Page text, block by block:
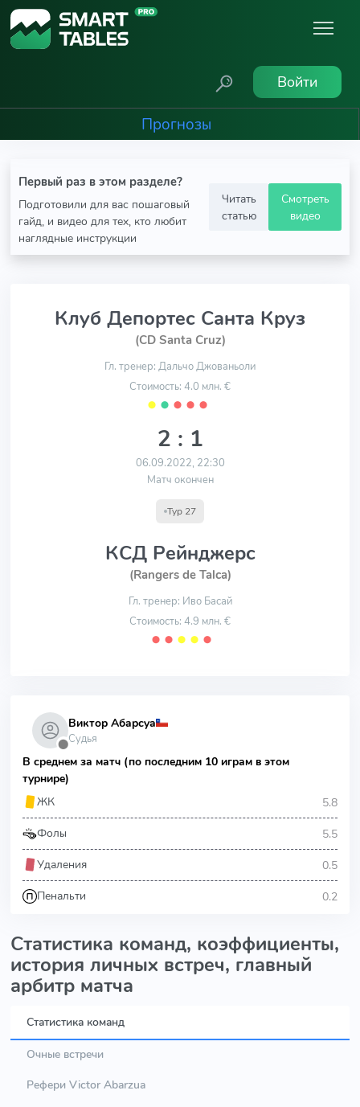
Войти
Прогнозы
Первый раз в этом разделе?
Подготовили для вас пошаговый
гайд, и видео для тех, кто любит
наглядные инструкции
Читать
статью
Смотреть
видео
Клуб Депортес Санта Круз
(CD Santa Cruz)
Гл. тренер: Дальчо Джованьоли
Стоимость: 4.0 млн. €
⬤ ⬤ ⬤ ⬤ ⬤
2 : 1
06.09.2022, 22:30
Матч окончен
Тур 27
КСД Рейнджерс
(Rangers de Talca)
Гл. тренер: Иво Басай
Стоимость: 4.9 млн. €
⬤ ⬤ ⬤ ⬤ ⬤
⬤
Виктор Абарсуа
Судья
В среднем за матч (по последним 10 играм в этом
турнире)
ЖК
5.8
Фолы 5.5
Удаления 0.5
Пенальти 0.2
Статистика команд, коэффициенты,
история личных встреч, главный
арбитр матча
Статистика команд
Очные встречи
Рефери Victor Abarzua